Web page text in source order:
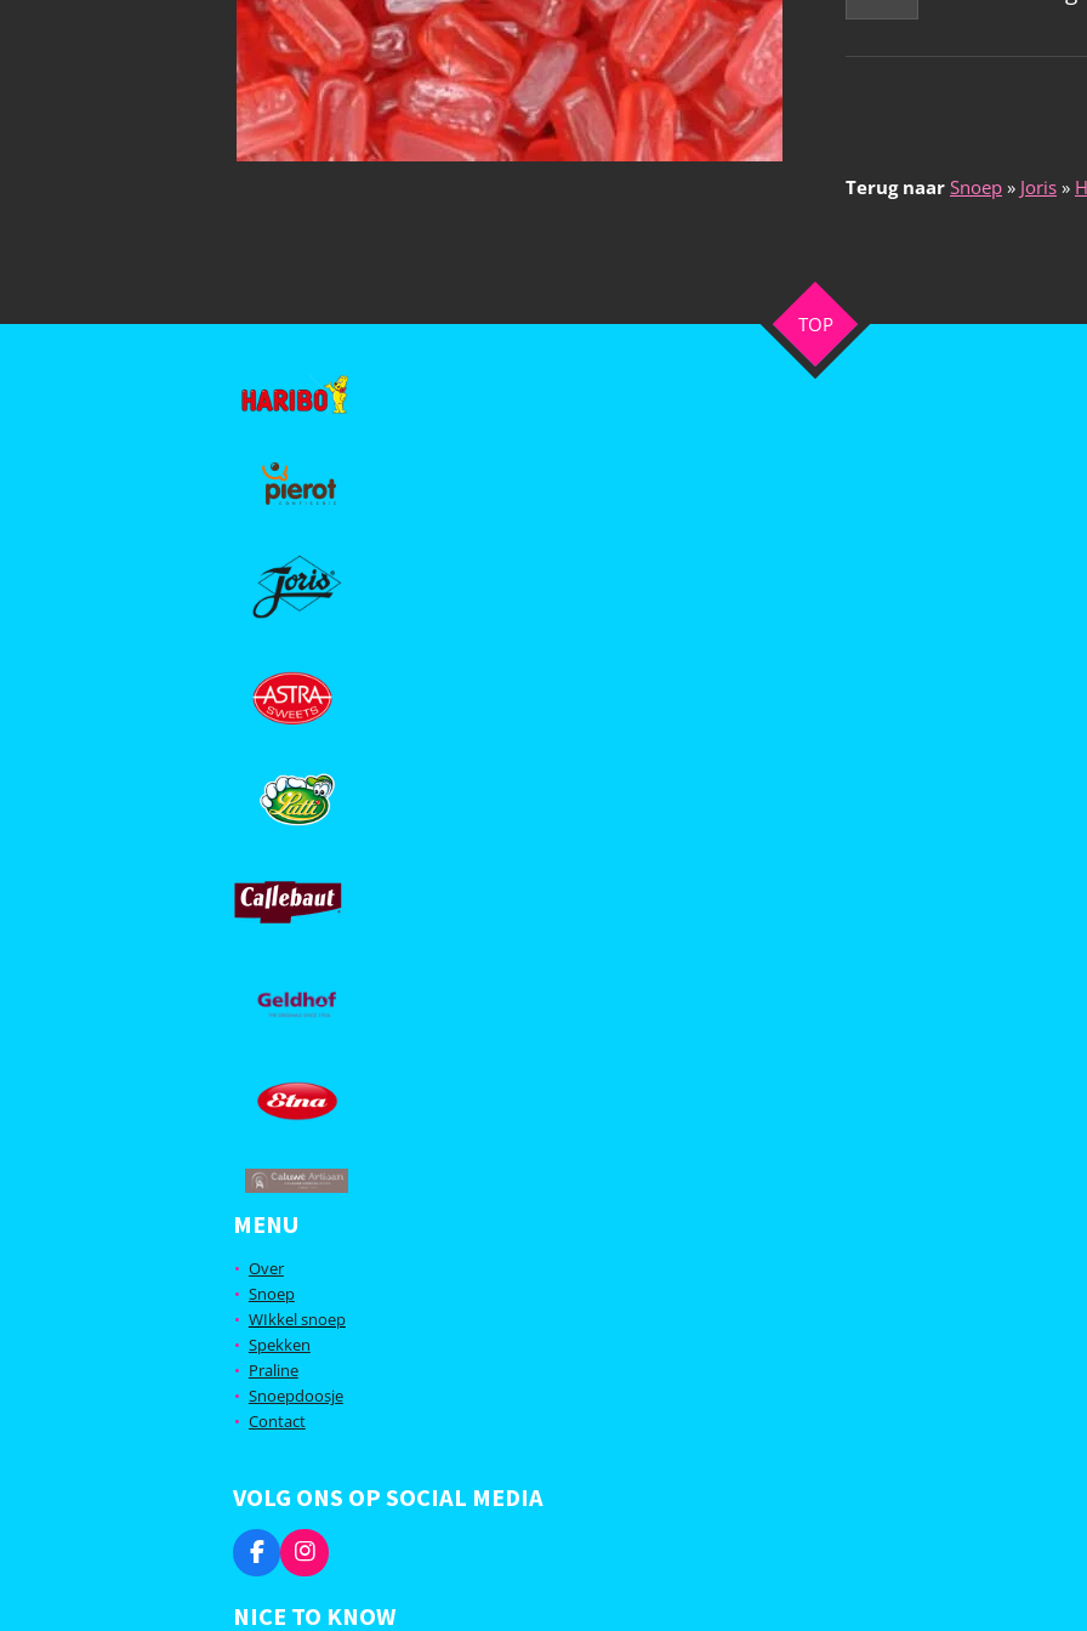
Terug naar Snoep » Joris »
TOP
MENU
Over
Snoep
WIkkel snoep
Spekken
Praline
Snoepdoosje
Contact
VOLG ONS OP SOCIAL MEDIA
F
a
c
I
n
s
NICE TO KNOW